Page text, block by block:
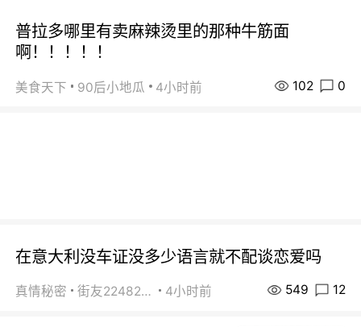
普拉多哪里有卖麻辣烫里的那种牛筋面
啊！！！！！
美食天下 90后小地瓜 4小时前 102 0
在意大利没车证没多少语言就不配谈恋爱吗
真情秘密 街友22482465 4小时前 549 12